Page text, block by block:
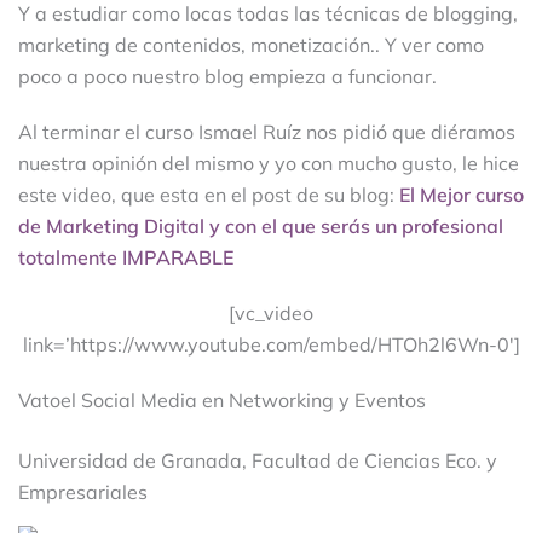
Y a estudiar como locas todas las técnicas de blogging,
marketing de contenidos, monetización.. Y ver como
poco a poco nuestro blog empieza a funcionar.
Al terminar el curso Ismael Ruíz nos pidió que diéramos
nuestra opinión del mismo y yo con mucho gusto, le hice
este video, que esta en el post de su blog: El Mejor curso
de Marketing Digital y con el que serás un profesional
totalmente IMPARABLE
[vc_video
link=’https://www.youtube.com/embed/HTOh2l6Wn-0′]
Vatoel Social Media en Networking y Eventos
Universidad de Granada, Facultad de Ciencias Eco. y
Empresariales